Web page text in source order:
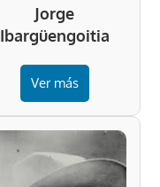
Jorge
Ibargüengoitia
Ver más